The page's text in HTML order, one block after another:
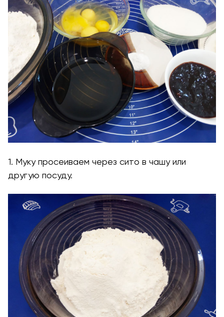
1. Муку просеиваем через сито в чашу или
другую посуду.